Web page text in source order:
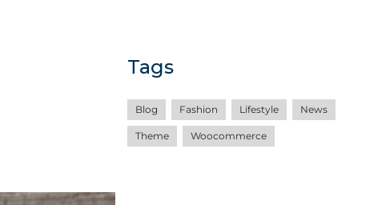
Tags
Blog Fashion Lifestyle News
Theme Woocommerce